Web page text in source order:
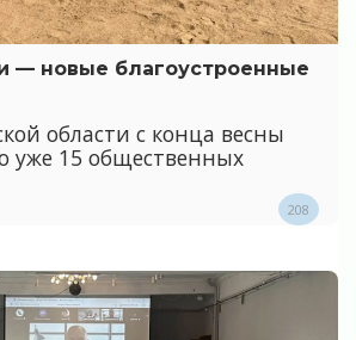
— новые благоустроенные
области с конца весны
уже 15 общественных
208